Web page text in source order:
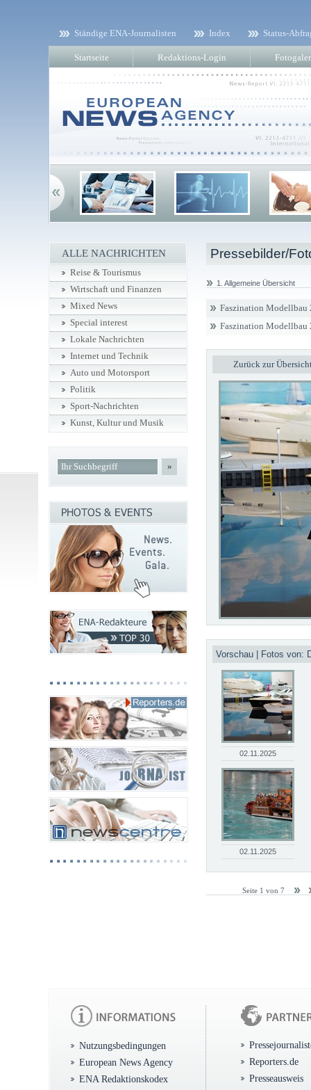
Ständige ENA-Journalisten Index Status-
Startseite Redaktions-Login
Pressebilder/
1. Allgemeine Übersicht
Faszination Modellbau
Faszination Modellbau
Zurück zur
Vorschau | Fotos von:
02.11.2025
02.11.2025
Seite 1 von 7
ALLE NACHRICHTEN
Reise & Tourismus
Wirtschaft und Finanzen
Mixed News
Special interest
Lokale Nachrichten
Internet und Technik
Auto und Motorsport
Politik
Sport-Nachrichten
Kunst, Kultur und Musik
»
Nutzungsbedingungen
European News Agency
ENA Redaktionskodex
Reporters.de
Presseausweis